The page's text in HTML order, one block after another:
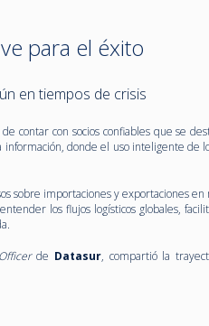
para el éxito
en tiempos de crisis
contar con socios confiables que se
donde el uso inteligente de
sobre importaciones y exportaciones en
los flujos logísticos globales,
de Datasur, compartió la